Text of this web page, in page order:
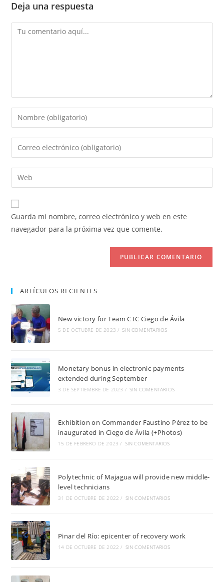
Deja una respuesta
Comentario
Introduce
tu
nombre
de
usuario
para
comentar
Introduce
tu
dirección
de
electrónico
para
comentar
Introduce
la
URL
de
Guarda mi nombre, correo electrónico y web en este
navegador para la próxima vez que comente.
ARTÍCULOS RECIENTES
New victory for Team CTC Ciego de Ávila
5 DE OCTUBRE DE 2023 / SIN COMENTARIOS
Monetary bonus in electronic payments
extended during September
3 DE SEPTIEMBRE DE 2023 / SIN COMENTARIOS
Exhibition on Commander Faustino Pérez to be
inaugurated in Ciego de Ávila (+Photos)
15 DE FEBRERO DE 2023 / SIN COMENTARIOS
Polytechnic of Majagua will provide new middle-
level technicians
31 DE OCTUBRE DE 2022 / SIN COMENTARIOS
Pinar del Río: epicenter of recovery work
14 DE OCTUBRE DE 2022 / SIN COMENTARIOS